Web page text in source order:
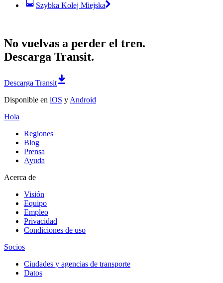
Szybka Kolej Miejska
No vuelvas a perder el tren.
Descarga Transit.
Descarga Transit
Disponible en iOS y Android
Hola
Regiones
Blog
Prensa
Ayuda
Acerca de
Visión
Equipo
Empleo
Privacidad
Condiciones de uso
Socios
Ciudades y agencias de transporte
Datos